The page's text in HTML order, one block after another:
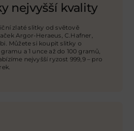
nejvyšší kvality
zlaté slitky od světově
Argor-Heraeus, C.Hafner,
Můžete si koupit slitky o
a 1 unce až do 100 gramů,
nejvyšší ryzost 999,9 – pro